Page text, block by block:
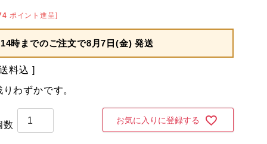
ポイント進呈]
14時までのご注文で8月7日(金) 発送
料込
りわずかです。
お気に入りに登録する